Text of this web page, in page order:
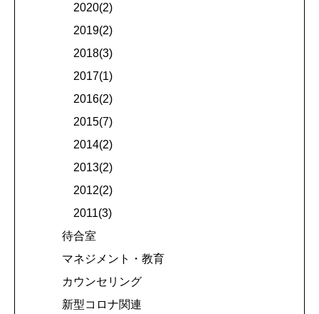
2020(2)
2019(2)
2018(3)
2017(1)
2016(2)
2015(7)
2014(2)
2013(2)
2012(2)
2011(3)
待合室
マネジメント・教育
カウンセリング
新型コロナ関連